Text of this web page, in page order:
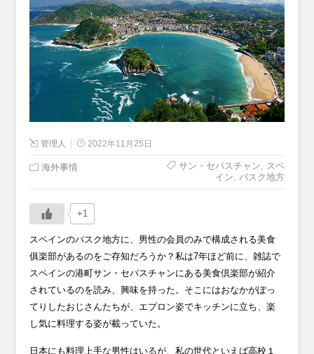
管理人 2022年11月25日
海外事情 サン・セバスチャン
スペ
イン
バスク地方
+1
スペインのバスク地方に、男性の会員のみで構成される美食
俱楽部があるのをご存知だろうか？私は7年ほど前に、雑誌で
スペインの港町サン・セバスチャンにある美食倶楽部が紹介
されているのを読み、興味を持った。そこにはおなかがぽっ
てりしたおじさんたちが、エプロン姿でキッチンに立ち、楽
し気に料理する姿が載っていた。
日本にも料理上手な男性はいるが、私の世代といえば高校１